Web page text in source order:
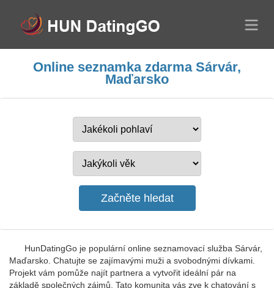
Online seznamka zdarma Sárvár,
Maďarsko
HunDatingGo je populární online seznamovací služba Sárvár,
Maďarsko. Chatujte se zajímavými muži a svobodnými dívkami.
Projekt vám pomůže najít partnera a vytvořit ideální pár na
základě společných zájmů. Tato komunita vás zve k chatování s